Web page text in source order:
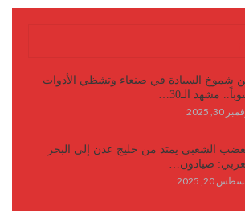
شموخ السيادة في صنعاء وتشظي الأدوات
مشهد الـ30…
30, 2025
الشعبي يمتد من خليج عدن إلى البحر
صيادون…
20, 2025